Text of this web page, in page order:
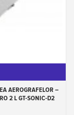
AEROGRAFELOR –
2 L GT-SONIC-D2